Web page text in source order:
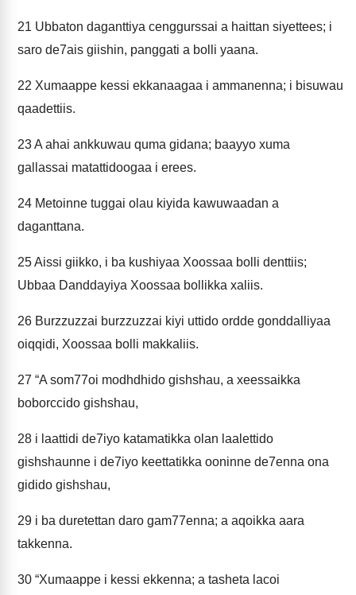
21 Ubbaton daganttiya cenggurssai a haittan siyettees; i
saro de7ais giishin, panggati a bolli yaana.
22 Xumaappe kessi ekkanaagaa i ammanenna; i bisuwau
qaadettiis.
23A ahai ankkuwau quma gidana; baayyo xuma
gallassai matattidoogaa i erees.
24 Metoinne tuggai olau kiyida kawuwaadan a
daganttana.
25Aissi giikko, i ba kushiyaa Xoossaa bolli denttiis;
Ubbaa Danddayiya Xoossaa bollikka xaliis.
26 Burzzuzzai burzzuzzai kiyi uttido ordde gonddalliyaa
oiqqidi, Xoossaa bolli makkaliis.
27 “A som77oi modhdhido gishshau, a xeessaikka
boborccido gishshau,
28 i laattidi de7iyo katamatikka olan laalettido
gishshaunne i de7iyo keettatikka ooninne de7enna ona
gidido gishshau,
29 i ba duretettan daro gam77enna; a aqoikka aara
takkenna.
30 “Xumaappe i kessi ekkenna; a tasheta lacoi